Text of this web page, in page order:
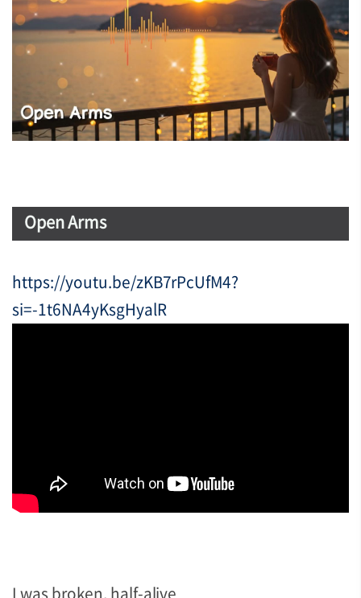
Open Arms
https://youtu.be/zKB7rPcUfM4?
si=-1t6NA4yKsgHyalR
I was broken, half-alive